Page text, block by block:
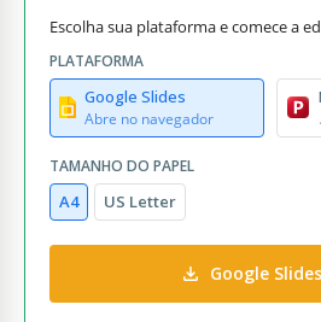
Escolha sua plataforma e comece a
PLATAFORMA
Google Slides
Abre no navegador
TAMANHO DO PAPEL
A4 US Letter
Google